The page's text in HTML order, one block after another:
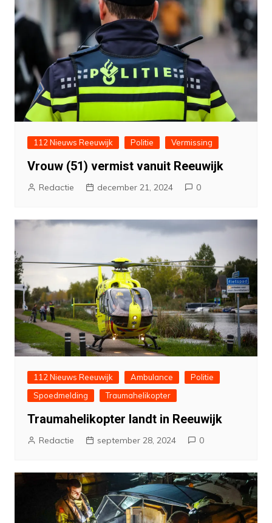
112 Nieuws Reeuwijk Politie Vermissing
Vrouw (51) vermist vanuit Reeuwijk
Redactie december 21, 2024 0
112 Nieuws Reeuwijk Ambulance
Politie
Spoedmelding
Traumahelikopter
Traumahelikopter landt in Reeuwijk
Redactie september 28, 2024 0